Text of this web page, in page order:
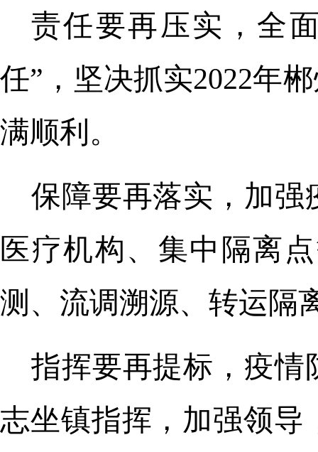
责任要再压实，全
任”，坚决抓实2022年
满顺利。
保障要再落实，加强
医疗机构、集中隔离
测、流调溯源、转运隔
指挥要再提标，疫情
志坐镇指挥，加强领